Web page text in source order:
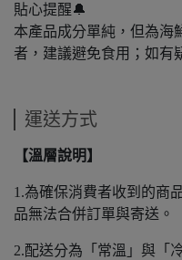
貼心提醒🔔
本產品成分單純，但為海
者，建議避免食用；如有
運送方式
【溫層說明】
1.為確保消費者收到的商
品無法合併訂單與寄送。
2.配送分為「常溫」與「